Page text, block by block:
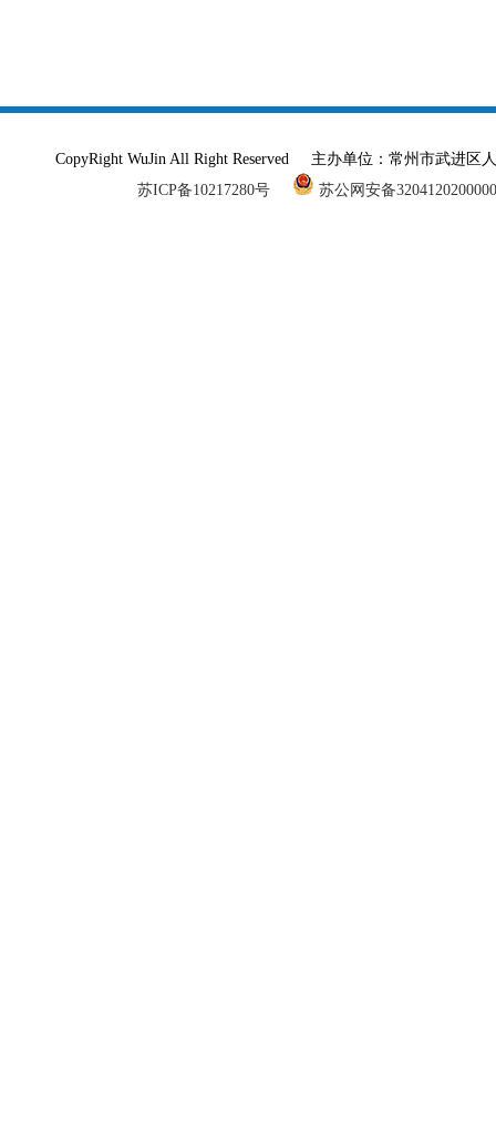
CopyRight WuJin All Right Reserved 主办单位：常州市武进
苏ICP备10217280号
苏公网安备